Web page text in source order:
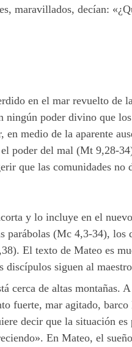
maravillados, decían:
en el mar revuelto de
ningún poder divino que
en medio de la aparente
poder del mal (Mt 9,28-
que las comunidades no
y lo incluye en el
parábolas (Mc 4,3-34), los
El texto de Mateo es
discípulos siguen al
cerca de altas montañas.
fuerte, mar agitado, barco
decir que la situación es
En Mateo, el